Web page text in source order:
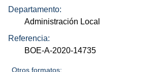
Departamento:
Administración Local
Referencia:
BOE-A-2020-14735
Otros formatos: